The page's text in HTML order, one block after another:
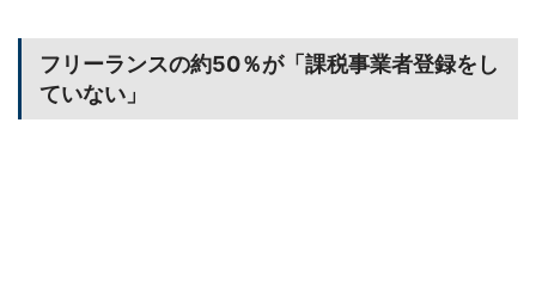
フリーランスの約50％が「課税事業者登録をし
ていない」